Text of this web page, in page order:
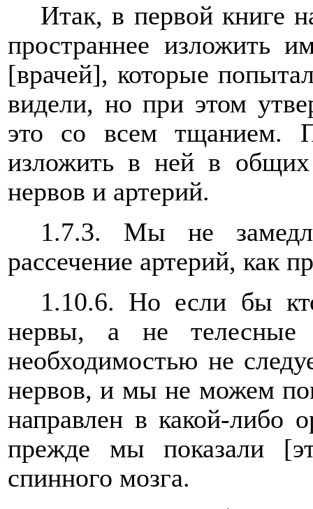
Итак, в первой книге
пространнее изложить
[врачей], которые
видели, но при этом
это со всем тщанием.
изложить в ней в общих
нервов и артерий.
1.7.3. Мы не
рассечение артерий, как
1.10.6. Но если бы
нервы, а не
необходимостью не
нервов, и мы не можем
направлен в какой-либо
прежде мы показали
спинного мозга.